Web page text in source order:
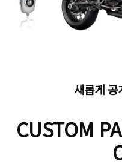
새롭게 공
CUSTOM